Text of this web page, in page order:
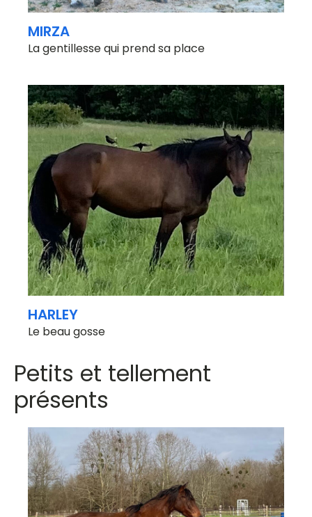
MIRZA
La gentillesse qui prend sa place
HARLEY
Le beau gosse
Petits et tellement
présents